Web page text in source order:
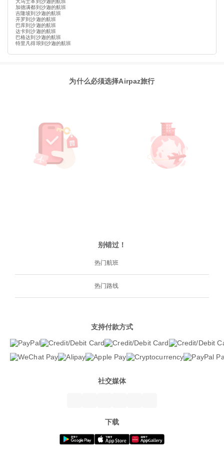
大马士革到沙迦的航班
加德满都到沙迦的航班
吉隆坡到沙迦的航班
开罗到沙迦的航班
巴库到沙迦的航班
达卡到沙迦的航班
巴格达到沙迦的航班
特里凡得琅到沙迦的航班
为什么必须选择Airpaz旅行
别错过！
热门航班
热门路线
支持付款方式
社交媒体
下载